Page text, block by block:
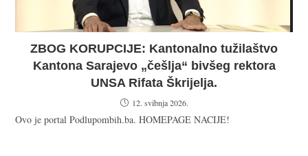
ZBOG KORUPCIJE: Kantonalno tužilaštvo
Kantona Sarajevo „češlja“ bivšeg rektora
UNSA Rifata Škrijelja.
12. svibnja 2026.
Ovo je portal Podlupombih.ba. HOMEPAGE NACIJE!